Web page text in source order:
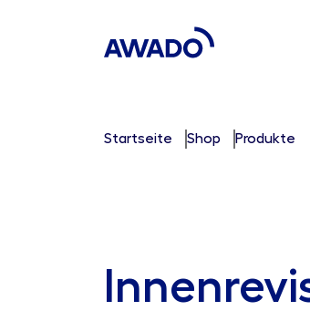
Startseite Shop Produkte